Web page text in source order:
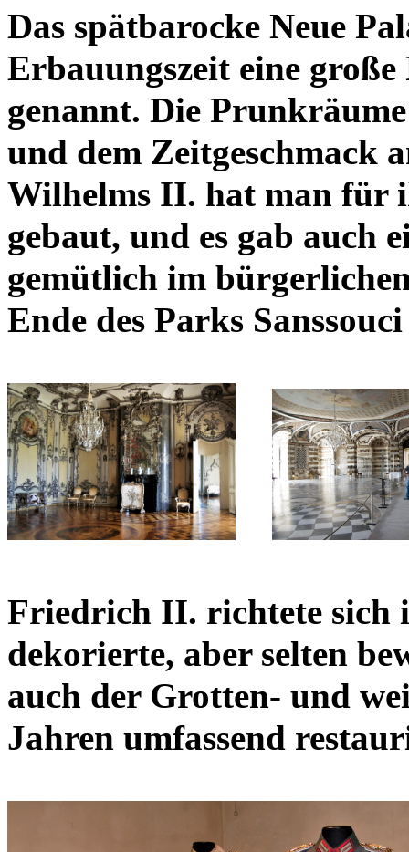
Das spätbarocke Neue
Erbauungszeit eine
genannt. Die
und dem Zeitgeschmack
Wilhelms II. hat man für
gebaut, und es gab auch
gemütlich im
Ende des Parks
Friedrich II. richtete sich
dekorierte, aber selten
auch der Grotten- und
Jahren umfassend